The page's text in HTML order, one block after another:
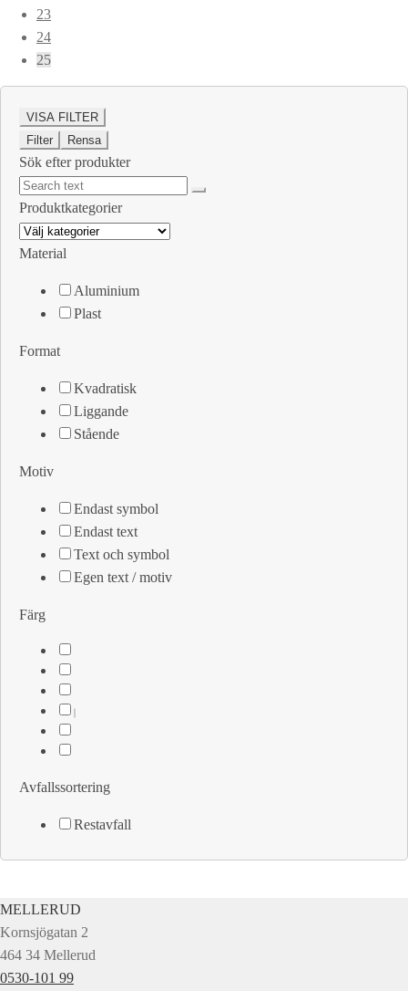
23
24
25
VISA FILTER
Filter
Rensa
Sök efter produkter
Produktkategorier
Material
Aluminium
Plast
Format
Kvadratisk
Liggande
Stående
Motiv
Endast symbol
Endast text
Text och symbol
Egen text / motiv
Färg
Avfallssortering
Restavfall
MELLERUD
Kornsjögatan 2
464 34 Mellerud
0530-101 99